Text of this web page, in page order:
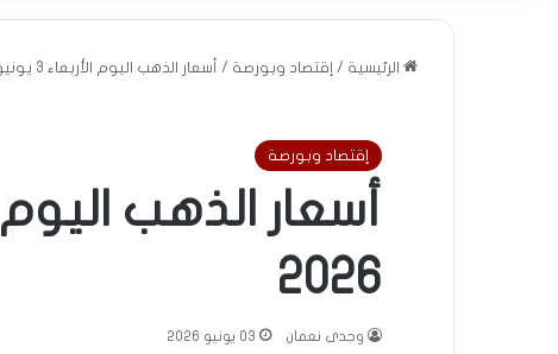
الرئيسية / إقتصاد وبورصة / أسعار الذهب اليوم الأربعاء 3 يونيو 2026
إقتصاد وبورصة
2026
وجدى نعمان 03 يونيو 2026